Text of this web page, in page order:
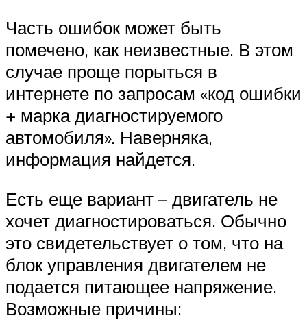
Часть ошибок может быть
помечено, как неизвестные. В этом
случае проще порыться в
интернете по запросам «код ошибки
+ марка диагностируемого
автомобиля». Наверняка,
информация найдется.
Есть еще вариант – двигатель не
хочет диагностироваться. Обычно
это свидетельствует о том, что на
блок управления двигателем не
подается питающее напряжение.
Возможные причины: